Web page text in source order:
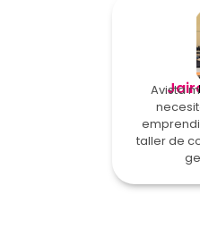
Avista
taller de